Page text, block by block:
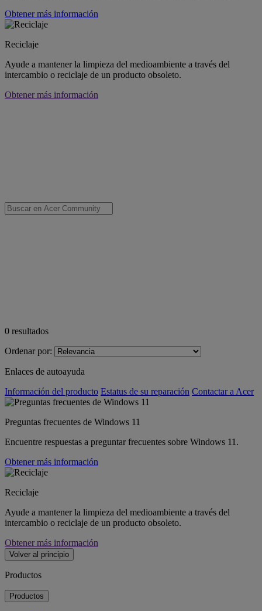
Obtener más información
Reciclaje
Ayude a mantener la limpieza del medioambiente a través del
intercambio o reciclaje de un producto obsoleto.
Obtener más información
0 resultados
Ordenar por:
Enlaces de autoayuda
Información del producto Estatus de su reparación Contactar a Acer
Preguntas frecuentes de Windows 11
Encuentre respuestas a preguntar frecuentes sobre Windows 11.
Obtener más información
Reciclaje
Ayude a mantener la limpieza del medioambiente a través del
intercambio o reciclaje de un producto obsoleto.
Obtener más información
Volver al principio
Productos
Productos